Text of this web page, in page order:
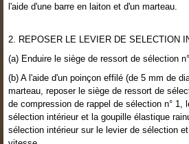
l'aide d'une barre en laiton et d'un marteau.
2. REPOSER LE LEVIER DE SELECTION
(a) Enduire le siège de ressort de sélection
(b) A l'aide d'un poinçon effilé (de 5 mm de
marteau, reposer le siège de ressort de
de compression de rappel de sélection n° 1,
sélection intérieur et la goupille élastique
sélection intérieur sur le levier de sélection